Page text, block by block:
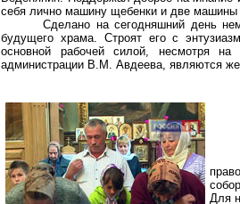
себя лично машину щебенки и две машины
Сделано на сегодняшний день
будущего храма. Строят его с
основной рабочей силой, несмотря
администрации В.М. Авдеева, являются
Для